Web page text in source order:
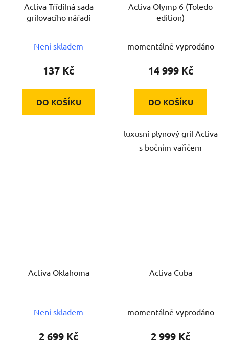
Activa Třídílná sada
grilovacího nářadí
Není skladem
137 Kč
DO KOŠÍKU
Activa Olymp 6 (Toledo
edition)
momentálně vyprodáno
14 999 Kč
DO KOŠÍKU
luxusní plynový gril Activa
s bočním vařičem
Activa Oklahoma
Není skladem
2 699 Kč
Activa Cuba
momentálně vyprodáno
2 999 Kč